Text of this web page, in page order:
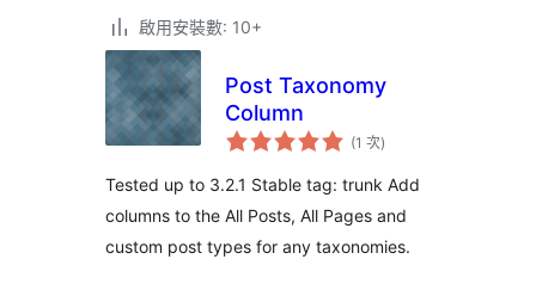
啟用安裝數: 10+
Post Taxonomy
Column
(1 次評
分
數
)
Tested up to 3.2.1 Stable tag: trunk Add
columns to the All Posts, All Pages and
custom post types for any taxonomies.